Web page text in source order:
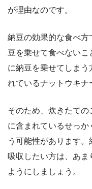
が理由なのです。
納豆の効果的な食べ
豆を乗せて食べない
に納豆を乗せてしまう
れているナットウキナ
そのため、炊きたて
に含まれているせっか
う可能性があります
吸収したい方は、あ
ようにしましょう。